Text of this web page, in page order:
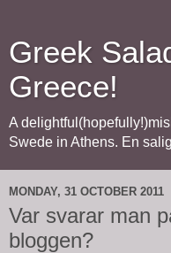
Greek
Greece!
A
Swede in Athens. En
MONDAY, 31 OCTOBER 2011
Var svarar man
bloggen?